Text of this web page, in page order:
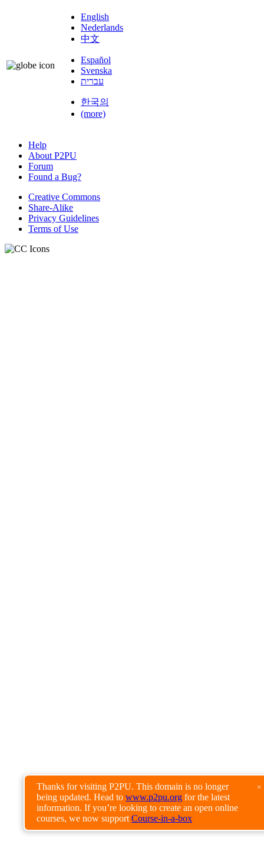
Thanks for visiting P2PU. This domain is no longer
being updated. Head to www.p2pu.org for the latest
information. If you’re looking to create an open online
courses, we now support Course-in-a-box
×
English
Nederlands
中文
Español
Svenska
עברית
한국의
(more)
Help
About P2PU
Forum
Found a Bug?
Creative Commons
Share-Alike
Privacy Guidelines
Terms of Use